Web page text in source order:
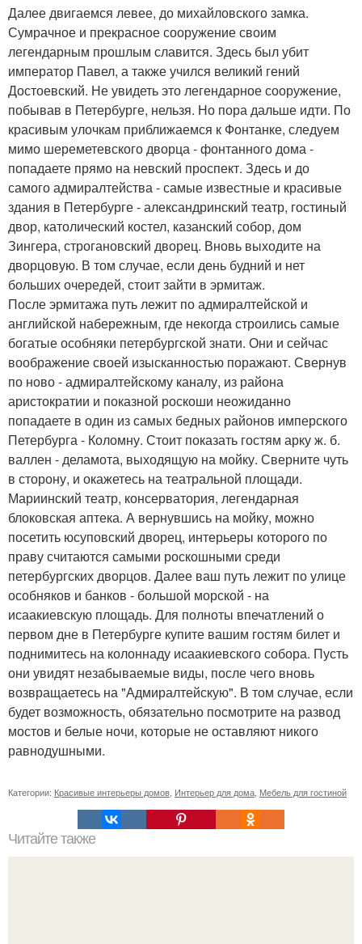
Далее двигаемся левее, до михайловского замка.
Сумрачное и прекрасное сооружение своим
легендарным прошлым славится. Здесь был убит
император Павел, а также учился великий гений
Достоевский. Не увидеть это легендарное сооружение,
побывав в Петербурге, нельзя. Но пора дальше идти. По
красивым улочкам приближаемся к Фонтанке, следуем
мимо шереметевского дворца - фонтанного дома -
попадаете прямо на невский проспект. Здесь и до
самого адмиралтейства - самые известные и красивые
здания в Петербурге - александринский театр, гостиный
двор, католический костел, казанский собор, дом
Зингера, строгановский дворец. Вновь выходите на
дворцовую. В том случае, если день будний и нет
больших очередей, стоит зайти в эрмитаж.
После эрмитажа путь лежит по адмиралтейской и
английской набережным, где некогда строились самые
богатые особняки петербургской знати. Они и сейчас
воображение своей изысканностью поражают. Свернув
по ново - адмиралтейскому каналу, из района
аристократии и показной роскоши неожиданно
попадаете в один из самых бедных районов имперского
Петербурга - Коломну. Стоит показать гостям арку ж. б.
валлен - деламота, выходящую на мойку. Сверните чуть
в сторону, и окажетесь на театральной площади.
Мариинский театр, консерватория, легендарная
блоковская аптека. А вернувшись на мойку, можно
посетить юсуповский дворец, интерьеры которого по
праву считаются самыми роскошными среди
петербургских дворцов. Далее ваш путь лежит по улице
особняков и банков - большой морской - на
исаакиевскую площадь. Для полноты впечатлений о
первом дне в Петербурге купите вашим гостям билет и
поднимитесь на колоннаду исаакиевского собора. Пусть
они увидят незабываемые виды, после чего вновь
возвращаетесь на "Адмиралтейскую". В том случае, если
будет возможность, обязательно посмотрите на развод
мостов и белые ночи, которые не оставляют никого
равнодушными.
Категории: Красивые интерьеры домов Интерьер для дома Мебель для гостиной
Читайте также